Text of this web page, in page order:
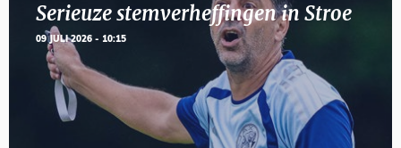
Serieuze stemverheffingen in Stroe
09 JULI 2026 - 10:15